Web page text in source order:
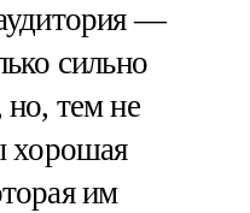
—
сильно
тем не
хорошая
им